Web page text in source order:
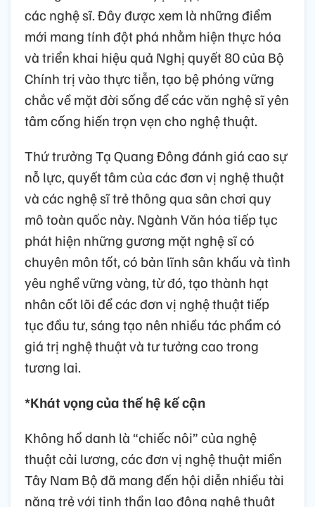
các nghệ sĩ. Đây được xem là những điểm
mới mang tính đột phá nhằm hiện thực hóa
và triển khai hiệu quả Nghị quyết 80 của Bộ
Chính trị vào thực tiễn, tạo bệ phóng vững
chắc về mặt đời sống để các văn nghệ sĩ yên
tâm cống hiến trọn vẹn cho nghệ thuật.
Thứ trưởng Tạ Quang Đông đánh giá cao sự
nỗ lực, quyết tâm của các đơn vị nghệ thuật
và các nghệ sĩ trẻ thông qua sân chơi quy
mô toàn quốc này. Ngành Văn hóa tiếp tục
phát hiện những gương mặt nghệ sĩ có
chuyên môn tốt, có bản lĩnh sân khấu và tình
yêu nghề vững vàng, từ đó, tạo thành hạt
nhân cốt lõi để các đơn vị nghệ thuật tiếp
tục đầu tư, sáng tạo nên nhiều tác phẩm có
giá trị nghệ thuật và tư tưởng cao trong
tương lai.
*Khát vọng của thế hệ kế cận
Không hổ danh là “chiếc nôi” của nghệ
thuật cải lương, các đơn vị nghệ thuật miền
Tây Nam Bộ đã mang đến hội diễn nhiều tài
năng trẻ với tinh thần lao động nghệ thuật